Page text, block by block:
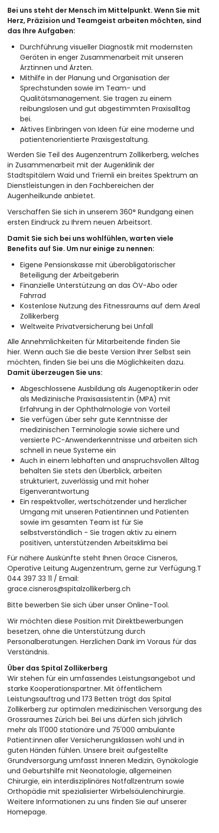
Bei uns steht der Mensch im Mittelpunkt. Wenn Sie mit
Herz, Präzision und Teamgeist arbeiten möchten, sind
das Ihre Aufgaben:
Durchführung visueller Diagnostik mit modernsten
Geräten in enger Zusammenarbeit mit unseren
Ärztinnen und Ärzten.
Mithilfe in der Planung und Organisation der
Sprechstunden sowie im Team- und
Qualitätsmanagement. Sie tragen zu einem
reibungslosen und gut abgestimmten Praxisalltag
bei.
Aktives Einbringen von Ideen für eine moderne und
patientenorientierte Praxisgestaltung.
Werden Sie Teil des Augenzentrum Zollikerberg, welches
in Zusammenarbeit mit der Augenklinik der
Stadtspitälern Waid und Triemli ein breites Spektrum an
Dienstleistungen in den Fachbereichen der
Augenheilkunde anbietet.
Verschaffen Sie sich in unserem 360° Rundgang einen
ersten Eindruck zu Ihrem neuen Arbeitsort.
Damit Sie sich bei uns wohlfühlen, warten viele
Benefits auf Sie. Um nur einige zu nennen:
Eigene Pensionskasse mit überobligatorischer
Beteiligung der Arbeitgeberin
Finanzielle Unterstützung an das ÖV-Abo oder
Fahrrad
Kostenlose Nutzung des Fitnessraums auf dem Areal
Zollikerberg
Weltweite Privatversicherung bei Unfall
Alle Annehmlichkeiten für Mitarbeitende finden Sie
hier. Wenn auch Sie die beste Version Ihrer Selbst sein
möchten, finden Sie bei uns die Möglichkeiten dazu.
Damit überzeugen Sie uns:
Abgeschlossene Ausbildung als Augenoptiker:in oder
als Medizinische Praxisassistent:in (MPA) mit
Erfahrung in der Ophthalmologie von Vorteil
Sie verfügen über sehr gute Kenntnisse der
medizinischen Terminologie sowie sichere und
versierte PC-Anwenderkenntnisse und arbeiten sich
schnell in neue Systeme ein
Auch in einem lebhaften und anspruchsvollen Alltag
behalten Sie stets den Überblick, arbeiten
strukturiert, zuverlässig und mit hoher
Eigenverantwortung
Ein respektvoller, wertschätzender und herzlicher
Umgang mit unseren Patientinnen und Patienten
sowie im gesamten Team ist für Sie
selbstverständlich - Sie tragen aktiv zu einem
positiven, unterstützenden Arbeitsklima bei
Für nähere Auskünfte steht Ihnen Grace Cisneros,
Operative Leitung Augenzentrum, gerne zur Verfügung.T
044 397 33 11 / Email:
grace.cisneros@spitalzollikerberg.ch
Bitte bewerben Sie sich über unser Online-Tool.
Wir möchten diese Position mit Direktbewerbungen
besetzen, ohne die Unterstützung durch
Personalberatungen. Herzlichen Dank im Voraus für das
Verständnis.
Über das Spital Zollikerberg
Wir stehen für ein umfassendes Leistungsangebot und
starke Kooperationspartner. Mit öffentlichem
Leistungsauftrag und 173 Betten trägt das Spital
Zollikerberg zur optimalen medizinischen Versorgung des
Grossraumes Zürich bei. Bei uns dürfen sich jährlich
mehr als 11'000 stationäre und 75'000 ambulante
Patient:innen aller Versicherungsklassen wohl und in
guten Händen fühlen. Unsere breit aufgestellte
Grundversorgung umfasst Inneren Medizin, Gynäkologie
und Geburtshilfe mit Neonatologie, allgemeinen
Chirurgie, ein interdisziplinäres Notfallzentrum sowie
Orthopädie mit spezialisierter Wirbelsäulenchirurgie.
Weitere Informationen zu uns finden Sie auf unserer
Homepage.